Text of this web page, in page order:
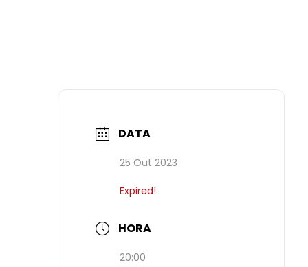
DATA
25 Out 2023
Expired!
HORA
20:00